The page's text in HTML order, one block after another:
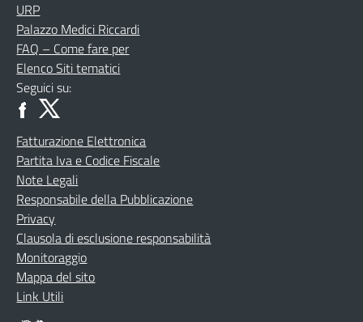
URP
Palazzo Medici Riccardi
FAQ – Come fare per
Elenco Siti tematici
Seguici su:
Fatturazione Elettronica
Partita Iva e Codice Fiscale
Note Legali
Responsabile della Pubblicazione
Privacy
Clausola di esclusione responsabilità
Monitoraggio
Mappa del sito
Link Utili